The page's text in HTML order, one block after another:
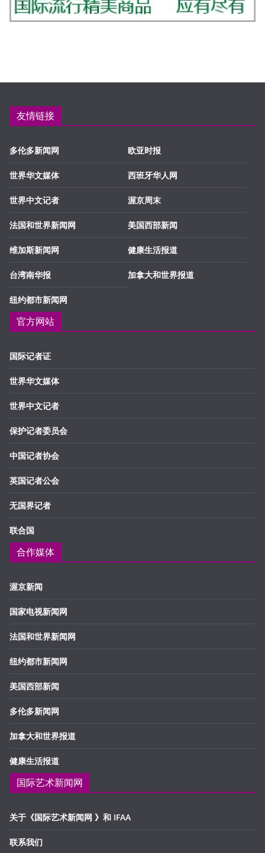
友情链接
多伦多新闻网
世界华文媒体
世界中文记者
法国和世界新闻网
维加斯新闻网
台湾南华报
纽约都市新闻网
欧亚时报
西班牙华人网
渥京周末
美国西部新闻
健康生活报道
加拿大和世界报道
官方网站
国际记者证
世界华文媒体
世界中文记者
保护记者委员会
中国记者协会
英国记者公会
无国界记者
联合国
合作媒体
渥京新闻
国家电视新闻网
法国和世界新闻网
纽约都市新闻网
美国西部新闻
多伦多新闻网
加拿大和世界报道
健康生活报道
国际艺术新闻网
关于《国际艺术新闻网 》和 IFAA
联系我们